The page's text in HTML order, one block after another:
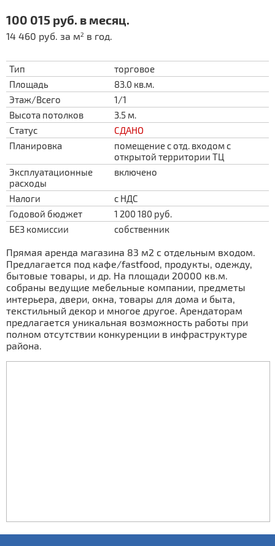
100 015 руб. в месяц.
14 460 руб. за м2 в год.
Тип
торговое
Площадь
83.0 кв.м.
Этаж/Всего
1/1
Высота потолков
3.5 м.
Статус
СДАНО
Планировка
помещение с отд. входом с
открытой территории ТЦ
Эксплуатационные
расходы
включено
Налоги
с НДС
Годовой бюджет
1 200 180 руб.
БЕЗ комиссии
собственник
Прямая аренда магазина 83 м2 с отдельным входом.
Предлагается под кафе/fastfood, продукты, одежду,
бытовые товары, и др. На площади 20000 кв.м.
собраны ведущие мебельные компании, предметы
интерьера, двери, окна, товары для дома и быта,
текстильный декор и многое другое. Арендаторам
предлагается уникальная возможность работы при
полном отсутствии конкуренции в инфраструктуре
района.